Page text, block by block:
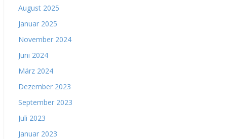
August 2025
Januar 2025
November 2024
Juni 2024
März 2024
Dezember 2023
September 2023
Juli 2023
Januar 2023